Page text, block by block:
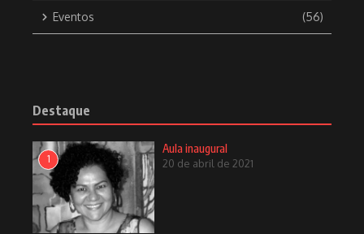
Postagens relacionadas
Eventos (56)
Destaque
1
Aula inaugural
20 de abril de 2021